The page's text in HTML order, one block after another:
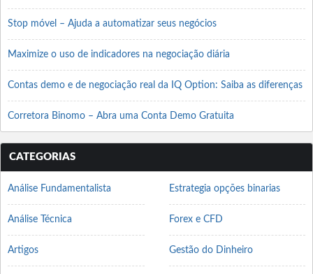
Stop móvel – Ajuda a automatizar seus negócios
Maximize o uso de indicadores na negociação diária
Contas demo e de negociação real da IQ Option: Saiba as diferenças
Corretora Binomo – Abra uma Conta Demo Gratuita
CATEGORIAS
Análise Fundamentalista
Análise Técnica
Artigos
Estrategia opções binarias
Forex e CFD
Gestão do Dinheiro